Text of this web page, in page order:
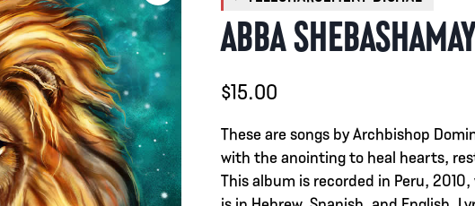
ABBA
$15.00
These are songs by Archbishop
with the anointing to heal hearts,
This album is recorded in Peru,